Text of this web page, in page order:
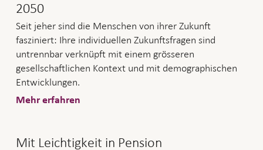
2050
Seit jeher sind die Menschen von ihrer Zukunft
fasziniert: Ihre individuellen Zukunftsfragen sind
untrennbar verknüpft mit einem grösseren
gesellschaftlichen Kontext und mit demographischen
Entwicklungen.
Mehr erfahren
Mit Leichtigkeit in Pension